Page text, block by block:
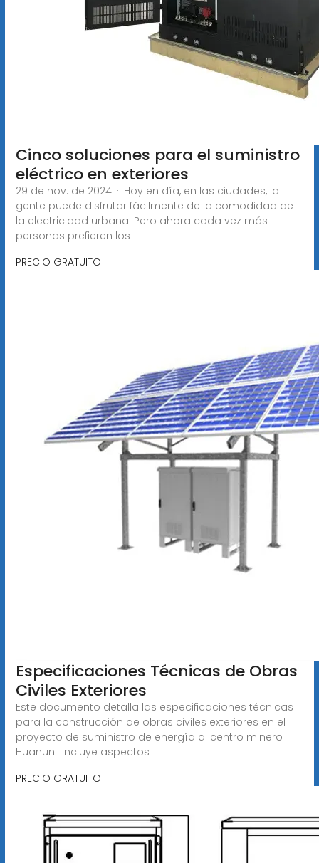
Cinco soluciones para el suministro
eléctrico en exteriores
29 de nov. de 2024 · Hoy en día, en las ciudades, la
gente puede disfrutar fácilmente de la comodidad de
la electricidad urbana. Pero ahora cada vez más
personas prefieren los
PRECIO GRATUITO
Especificaciones Técnicas de Obras
Civiles Exteriores
Este documento detalla las especificaciones técnicas
para la construcción de obras civiles exteriores en el
proyecto de suministro de energía al centro minero
Huanuni. Incluye aspectos
PRECIO GRATUITO